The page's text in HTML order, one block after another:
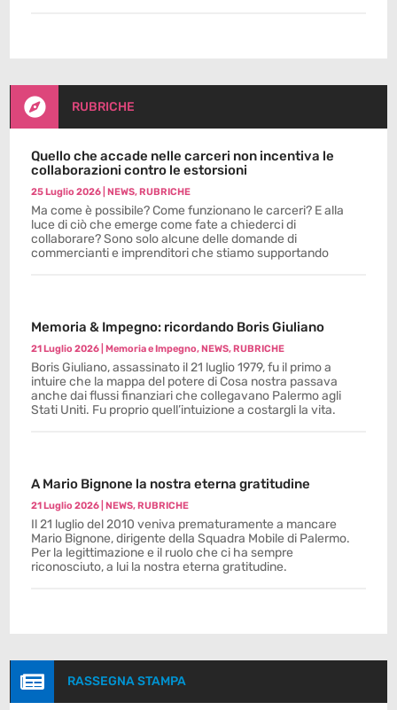
 RUBRICHE
Quello che accade nelle carceri non incentiva le
collaborazioni contro le estorsioni
25 Luglio 2026 |NEWS,RUBRICHE
Ma come è possibile? Come funzionano le carceri? E alla
luce di ciò che emerge come fate a chiederci di
collaborare? Sono solo alcune delle domande di
commercianti e imprenditori che stiamo supportando
Memoria & Impegno: ricordando Boris Giuliano
21 Luglio 2026 |Memoria e Impegno,NEWS,RUBRICHE
Boris Giuliano, assassinato il 21 luglio 1979, fu il primo a
intuire che la mappa del potere di Cosa nostra passava
anche dai flussi finanziari che collegavano Palermo agli
Stati Uniti. Fu proprio quell’intuizione a costargli la vita.
A Mario Bignone la nostra eterna gratitudine
21 Luglio 2026 |NEWS,RUBRICHE
Il 21 luglio del 2010 veniva prematuramente a mancare
Mario Bignone, dirigente della Squadra Mobile di Palermo.
Per la legittimazione e il ruolo che ci ha sempre
riconosciuto, a lui la nostra eterna gratitudine.
 RASSEGNA STAMPA